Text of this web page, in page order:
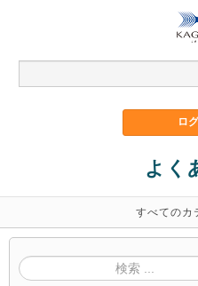
よく
すべてのカ